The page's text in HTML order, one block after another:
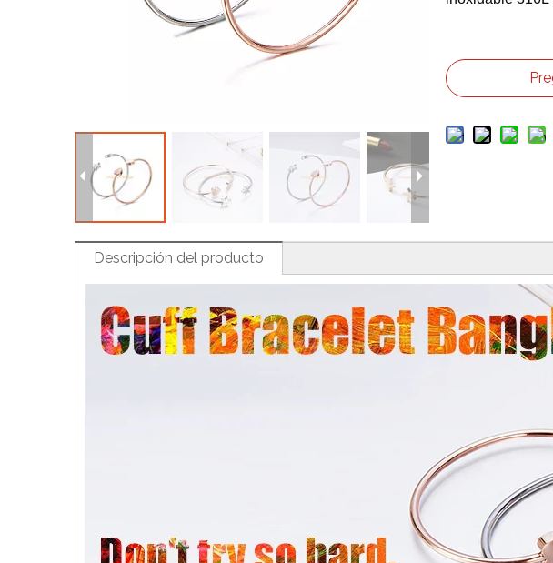
Descripción del producto